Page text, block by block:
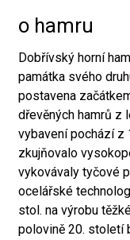
o hamru
Dobřívský horní
památka svého
postavena
dřevěných hamrů z
vybavení pochází z
zkujňovalo
vykovávaly tyčové
ocelářské
stol. na výrobu
polovině 20. století